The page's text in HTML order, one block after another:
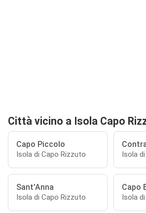
Città vicino a Isola Capo
Capo Piccolo
Isola di Capo Rizzuto Isola
Sant'Anna
Isola di Capo Rizzuto
Capo
Isola